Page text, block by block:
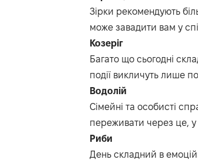
Зірки рекомендують
може завадити вам у
Козеріг
Багато що сьогодні
події викличуть лише
Водолій
Сімейні та особисті
переживати через це,
Риби
День складний в